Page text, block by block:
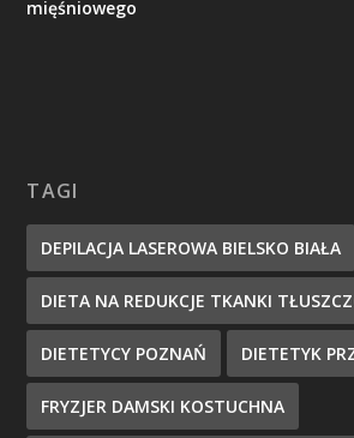
mięśniowego
TAGI
DEPILACJA LASEROWA BIELSKO BIAŁA
DIETA NA REDUKCJE TKANKI
DIETETYCY POZNAŃ DIETETYK
FRYZJER DAMSKI KOSTUCHNA